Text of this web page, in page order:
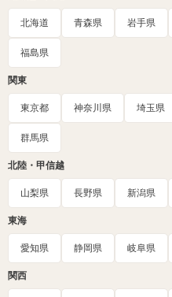
北海道 青森県 岩手県
福島県
関東
東京都 神奈川県 埼玉県
群馬県
北陸・甲信越
山梨県 長野県 新潟県
東海
愛知県 静岡県 岐阜県
関西